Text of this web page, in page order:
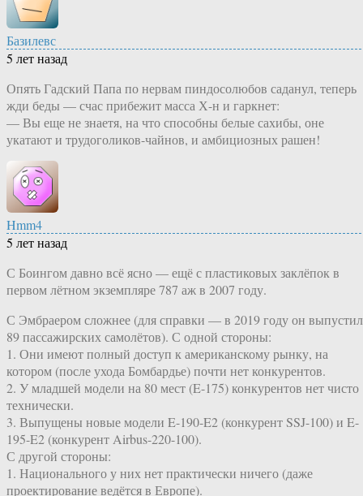
Базилевс
5 лет назад
Опять Гадский Папа по нервам пиндосолюбов саданул, теперь
жди беды — счас прибежит масса Х-н и гаркнет:
— Вы еще не знаетя, на что способны белые сахибы, оне
укатают и трудоголиков-чайнов, и амбициозных рашен!
Hmm4
5 лет назад
С Боингом давно всё ясно — ещё с пластиковых заклёпок в
первом лётном экземпляре 787 аж в 2007 году.
С Эмбраером сложнее (для справки — в 2019 году он выпустил
89 пассажирских самолётов). С одной стороны:
1. Они имеют полный доступ к американскому рынку, на
котором (после ухода Бомбардье) почти нет конкурентов.
2. У младшей модели на 80 мест (E-175) конкурентов нет чисто
технически.
3. Выпущены новые модели E-190-E2 (конкурент SSJ-100) и E-
195-E2 (конкурент Airbus-220-100).
С другой стороны:
1. Национального у них нет практически ничего (даже
проектирование ведётся в Европе).